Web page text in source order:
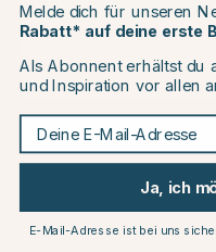
Lose Ringe Flexi Soft
€99.95
Melde dich für unseren
Rabatt* auf deine erste
Als Abonnent erhältst du
und Inspiration vor allen
Deine E-Mail-Adresse
Ja, ich
E-Mail-Adresse ist bei uns